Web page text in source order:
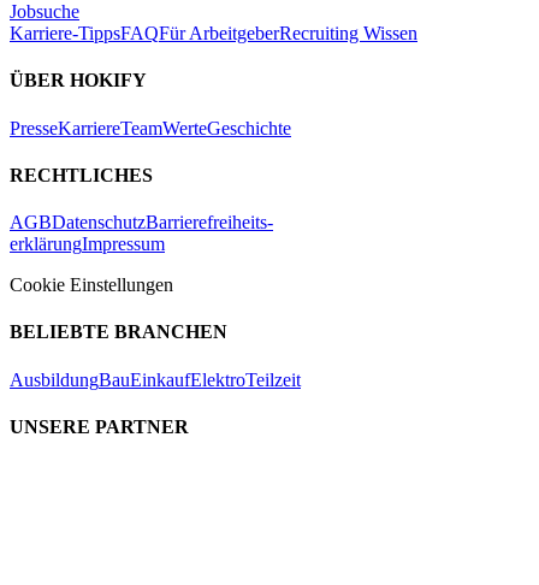
Jobsuche
Karriere-TippsFAQFür ArbeitgeberRecruiting Wissen
ÜBER HOKIFY
PresseKarriereTeamWerteGeschichte
RECHTLICHES
AGBDatenschutzBarrierefreiheits-
erklärungImpressum
Cookie Einstellungen
BELIEBTE BRANCHEN
AusbildungBauEinkaufElektroTeilzeit
UNSERE PARTNER